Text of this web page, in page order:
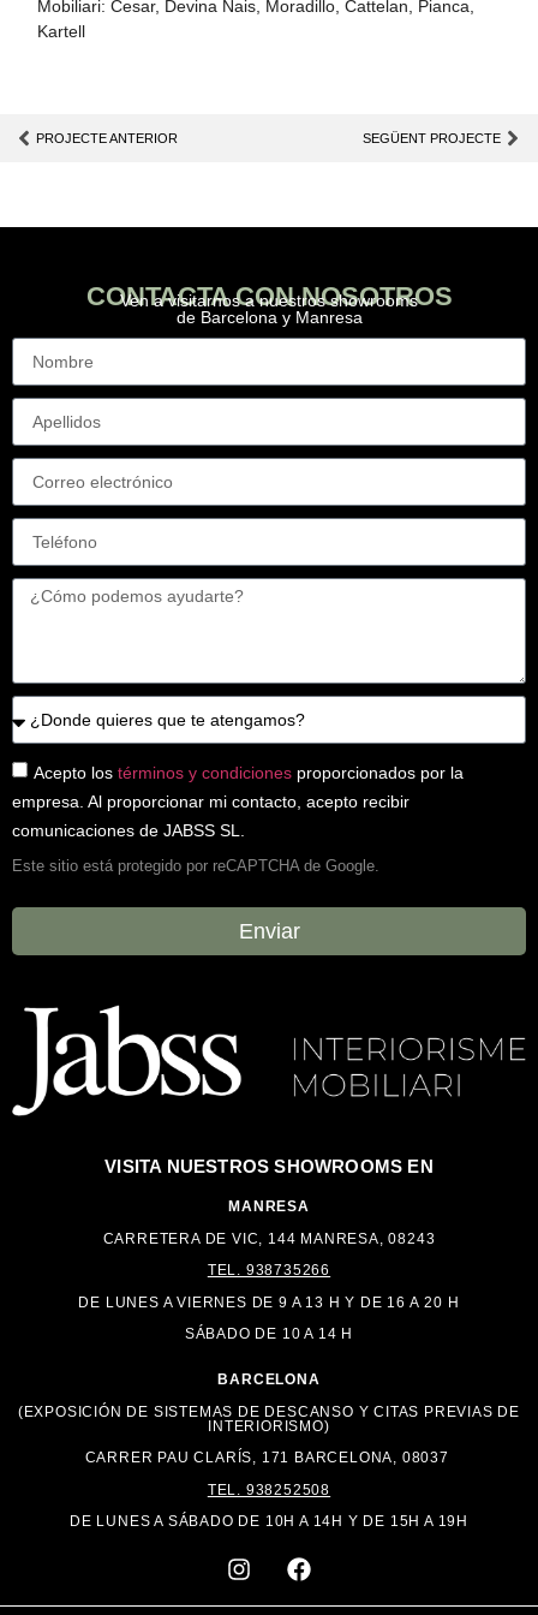
Mobiliari: Cesar, Devina Nais, Moradillo, Cattelan, Pianca,
Kartell
PROJECTE ANTERIOR SEGÜENT PROJECTE
CONTACTA CON NOSOTROS
Ven a visitarnos a nuestros showrooms
de Barcelona y Manresa
Acepto los términos y condiciones proporcionados por la
empresa. Al proporcionar mi contacto, acepto recibir
comunicaciones de JABSS SL.
Este sitio está protegido por reCAPTCHA de Google.
Enviar
VISITA NUESTROSSHOWROOMS EN
MANRESA
CARRETERA DE VIC, 144 MANRESA, 08243
TEL. 938735266
DE LUNES A VIERNES DE 9 A 13 H Y DE 16 A20 H
SÁBADO DE 10 A 14 H
BARCELONA
(EXPOSICIÓN DE SISTEMAS DE DESCANSO Y CITAS PREVIAS DE
INTERIORISMO)
CARRER PAU CLARÍS, 171 BARCELONA, 08037
TEL. 938252508
DE LUNES A SÁBADO DE 10H A 14H Y DE 15H A 19H